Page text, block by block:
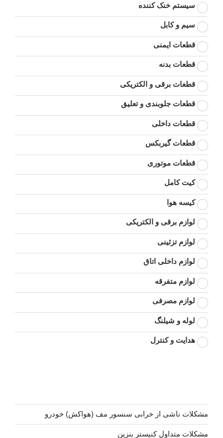
سیستم خنک کننده
سیم و کابل
قطعات ایمنی
قطعات بدنه
قطعات برقی و الکتریکی
قطعات جلوبندی و تعلیق
قطعات داخلی
قطعات گیربکس
قطعات موتوری
کیت کامل
کیسه هوا
لوازم برقی و الکتریکی
لوازم تزئینی
لوازم داخلی اتاق
لوازم متفرقه
لوازم مصرفی
لوله و شیلنگ
هدایت و کنترل
مشکلات ناشی از خرابی سنسور مف (هواکش) خودرو
مشکلات متداول کنیستر بنزین